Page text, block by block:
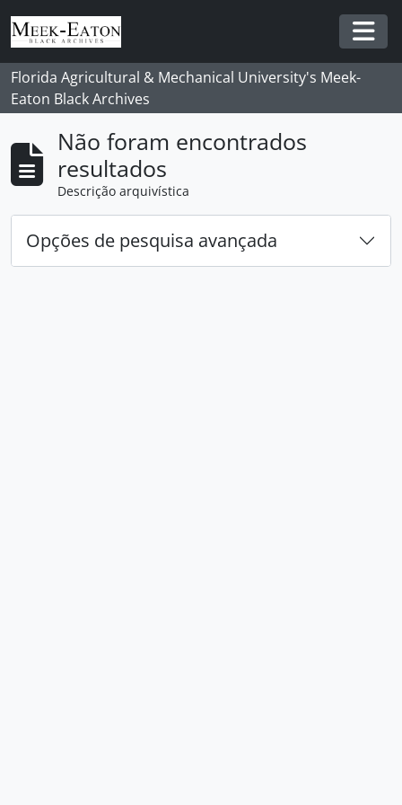
Skip to main content
Florida Agricultural & Mechanical University's Meek-
Eaton Black Archives
Não foram encontrados
resultados
Descrição arquivística
Opções de pesquisa avançada